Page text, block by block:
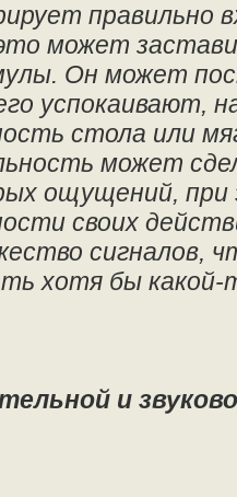
правильно
может
Он может
успокаивают,
стола или
может
ощущений, при
своих
сигналов,
хотя бы какой-
и